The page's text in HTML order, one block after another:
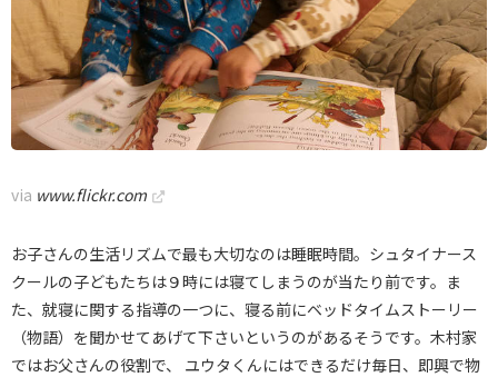
via www.flickr.com
お子さんの生活リズムで最も大切なのは睡眠時間。シュタイナース
クールの子どもたちは９時には寝てしまうのが当たり前です。ま
た、就寝に関する指導の一つに、寝る前にベッドタイムストーリー
（物語）を聞かせてあげて下さいというのがあるそうです。木村家
ではお父さんの役割で、 ユウタくんにはできるだけ毎日、即興で物